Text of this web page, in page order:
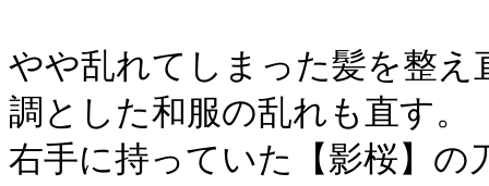
やや乱れてしまった髪を整
調とした和服の乱れも直す。
右手に持っていた【影桜】の